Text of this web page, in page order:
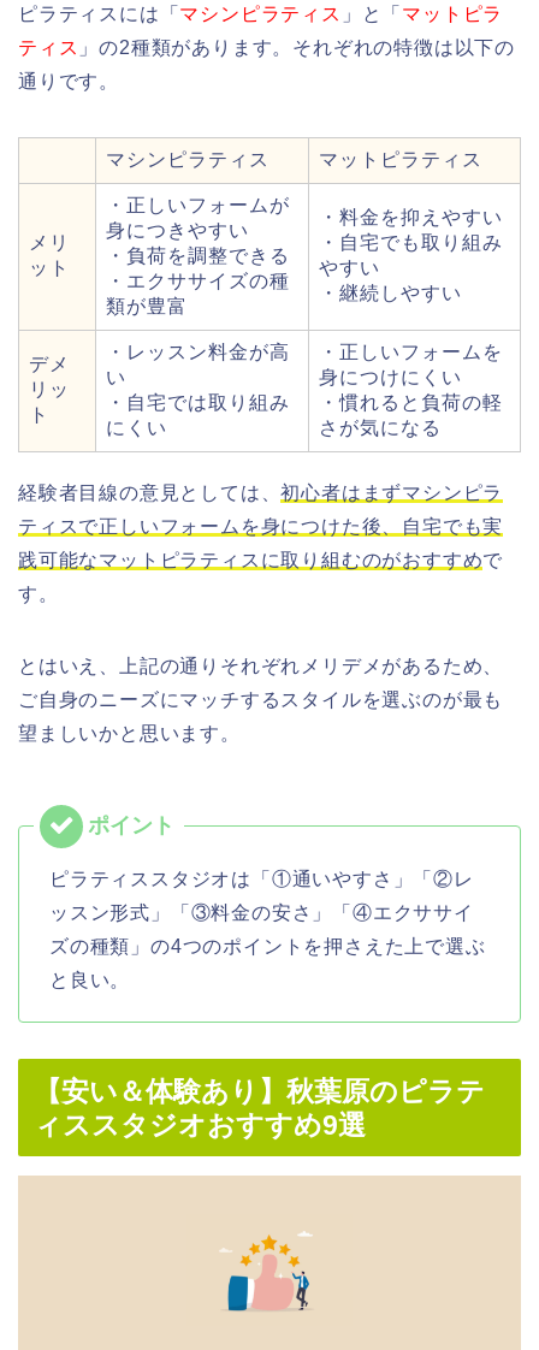
ピラティスには「 マシンピラティス 」と「 マットピラ
ティス 」の2種類があります。それぞれの特徴は以下の
通りです。
マシンピラティス マットピラティス
メリ
ット
・正しいフォームが
身につきやすい
・負荷を調整できる
・エクササイズの種
類が豊富
・料金を抑えやすい
・自宅でも取り組み
やすい
・継続しやすい
デメ
リッ
ト
・レッスン料金が高
い
・自宅では取り組み
にくい
・正しいフォームを
身につけにくい
・慣れると負荷の軽
さが気になる
経験者目線の意見としては、初心者はまずマシンピラ
ティスで正しいフォームを身につけた後、自宅でも実
践可能なマットピラティスに取り組むのがおすすめで
す。
とはいえ、上記の通りそれぞれメリデメがあるため、
ご自身のニーズにマッチするスタイルを選ぶのが最も
望ましいかと思います。
ピラティススタジオは「①通いやすさ」「②レ
ッスン形式」「③料金の安さ」「④エクササイ
ズの種類」の4つのポイントを押さえた上で選ぶ
と良い。
【安い＆体験あり】秋葉原のピラテ
ィススタジオおすすめ9選